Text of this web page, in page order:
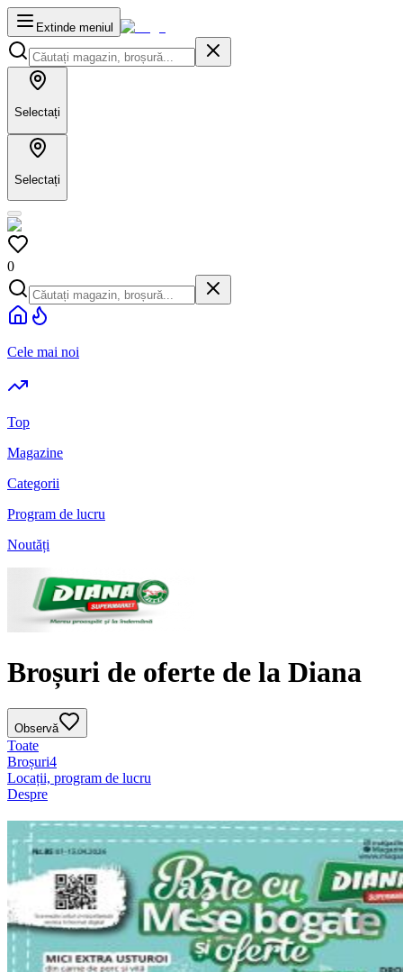
Extinde meniul
Selectați
Selectați
0
Cele mai noi
Top
Magazine
Categorii
Program de lucru
Noutăți
Broșuri de oferte de la Diana
Observă
Toate
Broșuri4
Locații, program de lucru
Despre